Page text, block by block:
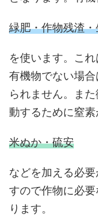
緑肥・作物残渣
を使います。こ
有機物でない場
られません。ま
動するために窒
米ぬか・硫安
などを加える必
すので作物に必
ります。